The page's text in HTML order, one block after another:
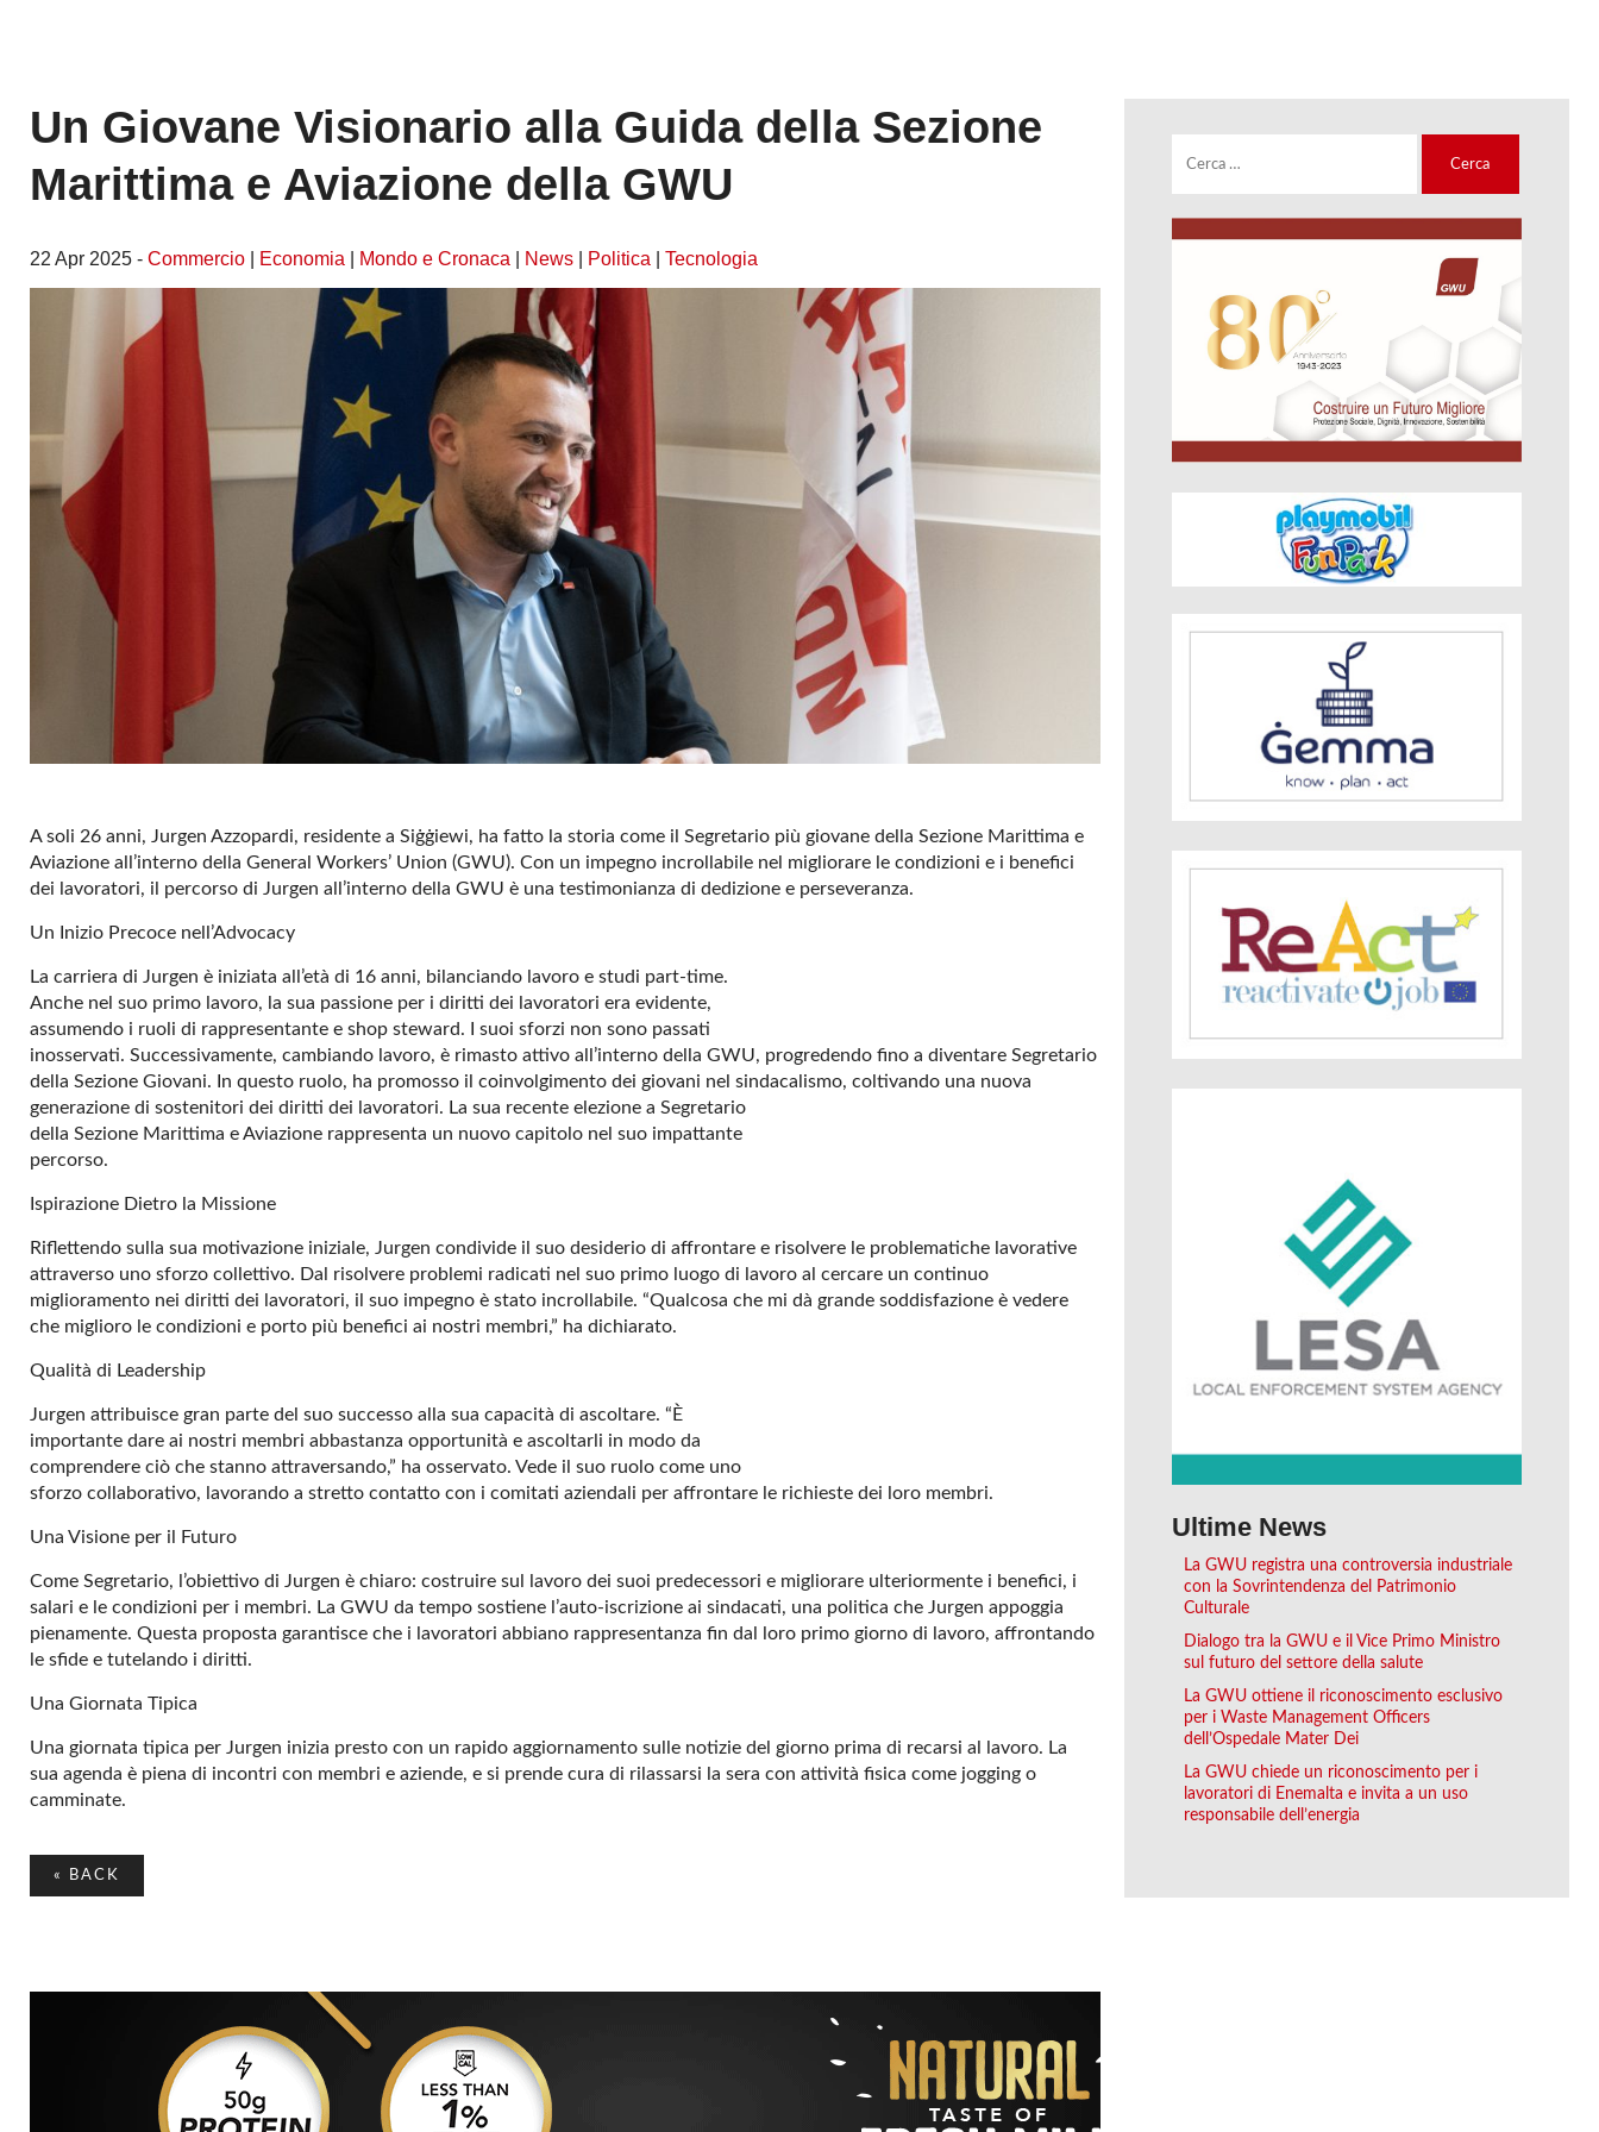
Un Giovane Visionario alla Guida della Sezione
Marittima e Aviazione della GWU
22 Apr 2025 - Commercio Economia Mondo e Cronaca News Politica Tecnologia
A soli 26 anni, Jurgen Azzopardi, residente a Siġġiewi, ha fatto la storia come il Segretario più giovane della Sezione Marittima e
Aviazione all’interno della General Workers’ Union (GWU). Con un impegno incrollabile nel migliorare le condizioni e i benefici
dei lavoratori, il percorso di Jurgen all’interno della GWU è una testimonianza di dedizione e perseveranza.
Un Inizio Precoce nell’Advocacy
La carriera di Jurgen è iniziata all’età di 16 anni, bilanciando lavoro e studi part-time.
Anche nel suo primo lavoro, la sua passione per i diritti dei lavoratori era evidente,
assumendo i ruoli di rappresentante e shop steward. I suoi sforzi non sono passati
inosservati. Successivamente, cambiando lavoro, è rimasto attivo all’interno della GWU, progredendo fino a diventare Segretario
della Sezione Giovani. In questo ruolo, ha promosso il coinvolgimento dei giovani nel sindacalismo, coltivando una nuova
generazione di sostenitori dei diritti dei lavoratori. La sua recente elezione a Segretario
della Sezione Marittima e Aviazione rappresenta un nuovo capitolo nel suo impattante
percorso.
Ispirazione Dietro la Missione
Riflettendo sulla sua motivazione iniziale, Jurgen condivide il suo desiderio di affrontare e risolvere le problematiche lavorative
attraverso uno sforzo collettivo. Dal risolvere problemi radicati nel suo primo luogo di lavoro al cercare un continuo
miglioramento nei diritti dei lavoratori, il suo impegno è stato incrollabile. “Qualcosa che mi dà grande soddisfazione è vedere
che miglioro le condizioni e porto più benefici ai nostri membri,” ha dichiarato.
Qualità di Leadership
Jurgen attribuisce gran parte del suo successo alla sua capacità di ascoltare. “È
importante dare ai nostri membri abbastanza opportunità e ascoltarli in modo da
comprendere ciò che stanno attraversando,” ha osservato. Vede il suo ruolo come uno
sforzo collaborativo, lavorando a stretto contatto con i comitati aziendali per affrontare le richieste dei loro membri.
Una Visione per il Futuro
Come Segretario, l’obiettivo di Jurgen è chiaro: costruire sul lavoro dei suoi predecessori e migliorare ulteriormente i benefici, i
salari e le condizioni per i membri. La GWU da tempo sostiene l’auto-iscrizione ai sindacati, una politica che Jurgen appoggia
pienamente. Questa proposta garantisce che i lavoratori abbiano rappresentanza fin dal loro primo giorno di lavoro, affrontando
le sfide e tutelando i diritti.
Una Giornata Tipica
Una giornata tipica per Jurgen inizia presto con un rapido aggiornamento sulle notizie del giorno prima di recarsi al lavoro. La
sua agenda è piena di incontri con membri e aziende, e si prende cura di rilassarsi la sera con attività fisica come jogging o
camminate.
« BACK
per:
Ultime News
La GWU registra una controversia industriale
con la Sovrintendenza del Patrimonio
Culturale
Dialogo tra la GWU e il Vice Primo Ministro
sul futuro del settore della salute
La GWU ottiene il riconoscimento esclusivo
per i Waste Management Officers
dell’Ospedale Mater Dei
La GWU chiede un riconoscimento per i
lavoratori di Enemalta e invita a un uso
responsabile dell’energia